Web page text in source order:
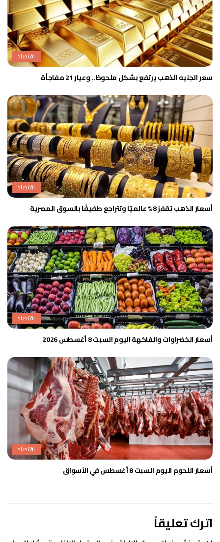
اقتصاد
سعر الجنيه الذهب يرتفع بشكل ملحوظ.. وعيار 21 مفاجأة
اقتصاد
أسعار الذهب تقفز 8% عالميًا وتتراجع طفيفًا بالسوق المصرية
اقتصاد
أسعار الخضراوات والفاكهة اليوم السبت 8 أغسطس 2026
اقتصاد
أسعار اللحوم اليوم السبت 8 أغسطس في الأسواق
اترك تعليقاً